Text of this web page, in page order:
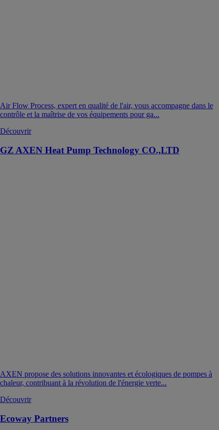
Air Flow Process, expert en qualité de l'air, vous accompagne dans le
contrôle et la maîtrise de vos équipements pour ga...
Découvrir
GZ AXEN Heat Pump Technology CO.,LTD
AXEN propose des solutions innovantes et écologiques de pompes à
chaleur, contribuant à la révolution de l'énergie verte...
Découvrir
Ecoway Partners